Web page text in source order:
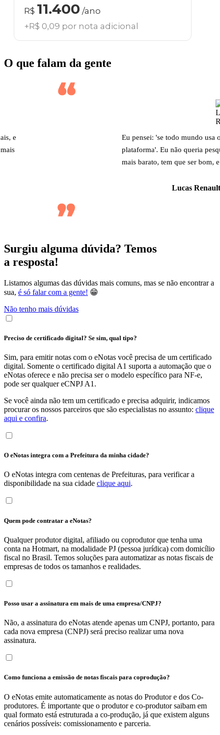
R$ 11.400 /ano
+R$ 0,09 por nota adicional
O que falam da gente
e
Eu pensei: 'se todo mundo usa
plataforma'. Eu não queria
mais barato, tem que ser bom,
Lucas
Surgiu alguma dúvida? Temos
a resposta!
Listamos algumas das dúvidas mais comuns, mas se não encontrar a
sua, é só falar com a gente! 😁
Não tenho mais dúvidas
Preciso de certificado digital? Se sim, qual tipo?
Sim, para emitir notas com o eNotas você precisa de um certificado
digital. Somente o certificado digital A1 suporta a automação que o
eNotas oferece e não precisa ser o modelo específico para NF-e,
pode ser qualquer eCNPJ A1.
Se você ainda não tem um certificado e precisa adquirir, indicamos
procurar os nossos parceiros que são especialistas no assunto: clique
aqui e confira.
O eNotas integra com a Prefeitura da minha cidade?
O eNotas integra com centenas de Prefeituras, para verificar a
disponibilidade na sua cidade clique aqui.
Quem pode contratar a eNotas?
Qualquer produtor digital, afiliado ou coprodutor que tenha uma
conta na Hotmart, na modalidade PJ (pessoa jurídica) com domicílio
fiscal no Brasil. Temos soluções para automatizar as notas fiscais de
empresas de todos os tamanhos e realidades.
Posso usar a assinatura em mais de uma empresa/CNPJ?
Não, a assinatura do eNotas atende apenas um CNPJ, portanto, para
cada nova empresa (CNPJ) será preciso realizar uma nova
assinatura.
Como funciona a emissão de notas fiscais para coprodução?
O eNotas emite automaticamente as notas do Produtor e dos Co-
produtores. É importante que o produtor e co-produtor saibam em
qual formato está estruturada a co-produção, já que existem alguns
cenários possíveis: comissionamento e parceria.